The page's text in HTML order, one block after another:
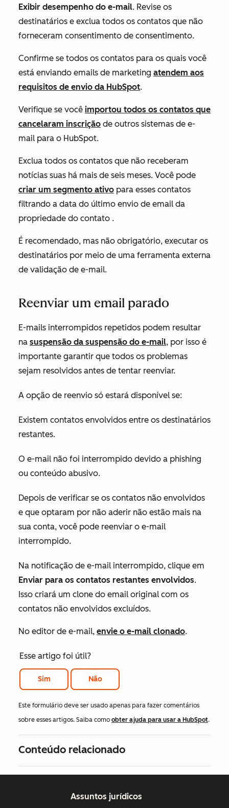
Exibir desempenho do e-mail. Revise os
destinatários e exclua todos os contatos que não
forneceram consentimento de consentimento.
Confirme se todos os contatos para os quais você
está enviando emails de marketing atendem aos
requisitos de envio da HubSpot.
Verifique se você importou todos os contatos que
cancelaram inscrição de outros sistemas de e-
mail para o HubSpot.
Exclua todos os contatos que não receberam
notícias suas há mais de seis meses. Você pode
criar um segmento ativo para esses contatos
filtrando a data do último envio de email da
propriedade do contato .
É recomendado, mas não obrigatório, executar os
destinatários por meio de uma ferramenta externa
de validação de e-mail.
Reenviar um email parado
E-mails interrompidos repetidos podem resultar
na suspensão da suspensão do e-mail, por isso é
importante garantir que todos os problemas
sejam resolvidos antes de tentar reenviar.
A opção de reenvio só estará disponível se:
Existem contatos envolvidos entre os destinatários
restantes.
O e-mail não foi interrompido devido a phishing
ou conteúdo abusivo.
Depois de verificar se os contatos não envolvidos
e que optaram por não aderir não estão mais na
sua conta, você pode reenviar o e-mail
interrompido.
Na notificação de e-mail interrompido, clique em
Enviar para os contatos restantes envolvidos.
Isso criará um clone do email original com os
contatos não envolvidos excluídos.
No editor de e-mail, envie o e-mail clonado.
Esse artigo foi útil?
Sim Não
Este formulário deve ser usado apenas para fazer comentários
sobre esses artigos. Saiba como obter ajuda para usar a HubSpot.
Conteúdo relacionado
Assuntos jurídicos